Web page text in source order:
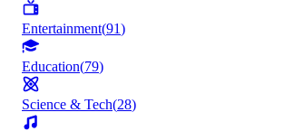
Entertainment(91)
Education(79)
Science & Tech(28)